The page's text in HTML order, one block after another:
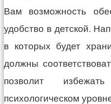
Вам возможность
удобство в детской.
в которых будет
должны
позволит
психологическом